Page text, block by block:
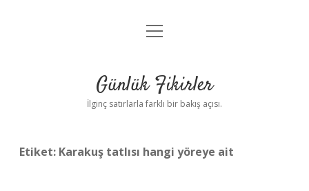
Anasayfa
Yasal Uyarı
menüyü
Günlük Fikirler
İlginç satırlarla farklı bir bakış açısı.
Etiket: Karakuş tatlısı hangi yöreye ait